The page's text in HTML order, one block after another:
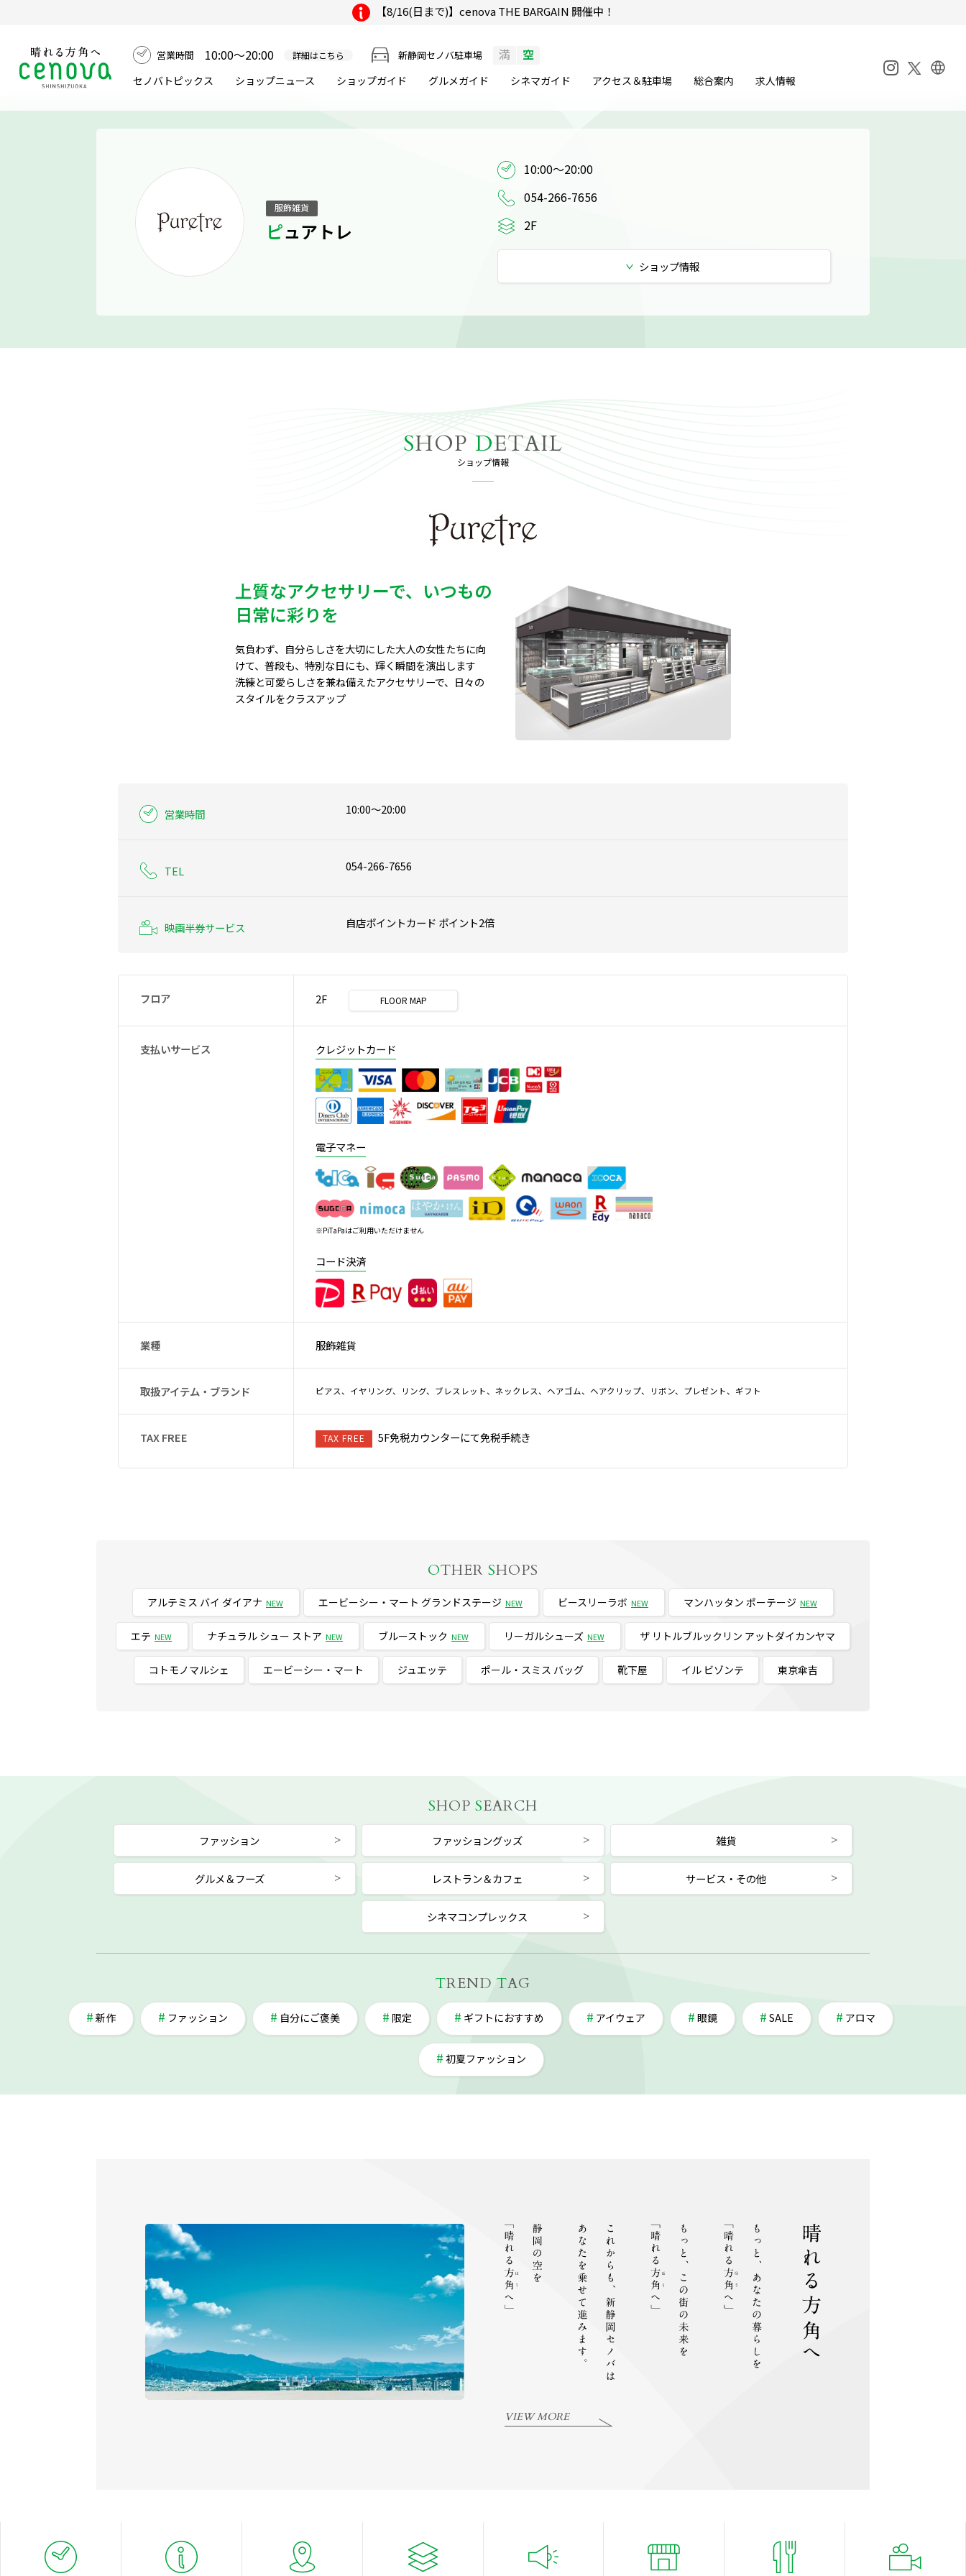
【8/16(日まで)】cenova THE BARGAIN 開催中！
営業時間 10:00～20:00 詳細はこちら 新静岡セノバ駐車場 満 空
セノバトピックス ショップニュース ショップガイド グルメガイド シネマガイド アクセス＆駐車場 総合案内 求人情報
服飾雑貨
ピュアトレ
10:00～20:00
054-266-7656
2F
ショップ情報
SHOPDETAIL
ショップ情報
上質なアクセサリーで、いつもの
日常に彩りを
気負わず、自分らしさを大切にした大人の女性たちに向
けて、普段も、特別な日にも、輝く瞬間を演出します
洗練と可愛らしさを兼ね備えたアクセサリーで、日々の
スタイルをクラスアップ
営業時間 10:00～20:00
TEL 054-266-7656
映画半券サービス 自店ポイントカード ポイント2倍
フロア 2F FLOOR MAP
支払いサービス クレジットカード
電子マネー
※PiTaPaはご利用いただけません
コード決済
業種 服飾雑貨
取扱アイテム・ブランド ピアス、イヤリング、リング、ブレスレット、ネックレス、ヘアゴム、ヘアクリップ、リボン、プレゼント、ギフト
TAX FREE TAX FREE 5F免税カウンターにて免税手続き
OTHER SHOPS
アルテミス バイ ダイアナ NEW エービーシー・マート グランドステージ NEW ビースリーラボ NEW マンハッタン ポーテージ NEW
エテ NEW ナチュラル シュー ストア NEW ブルーストック NEW リーガルシューズ NEW ザ リトルブルックリン アットダイカンヤマ
コトモノマルシェ エービーシー・マート ジュエッテ ポール・スミス バッグ 靴下屋 イル ビゾンテ 東京傘吉
SHOP SEARCH
ファッション ファッショングッズ 雑貨
グルメ＆フーズ レストラン＆カフェ サービス・その他
シネマコンプレックス
TREND TAG
新作 ファッション 自分にご褒美 限定 ギフトにおすすめ アイウェア 眼鏡 SALE アロマ
初夏ファッション
VIEW MORE